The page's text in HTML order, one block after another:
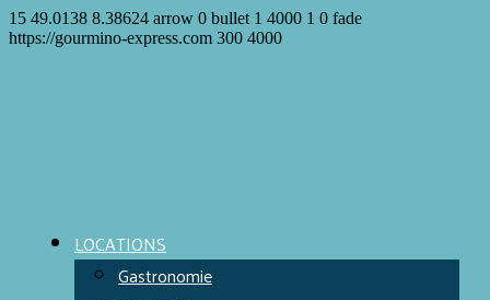
15 49.0138 8.38624 arrow 0 bullet 1 4000 1 0 fade
https://gourmino-express.com 300 4000
LOCATIONS
Gastronomie